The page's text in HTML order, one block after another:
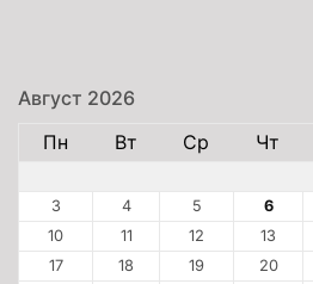
Август 2026
Пн
Вт Ср Чт
3
4 5 6
10
11 12 13
17
18 19 20